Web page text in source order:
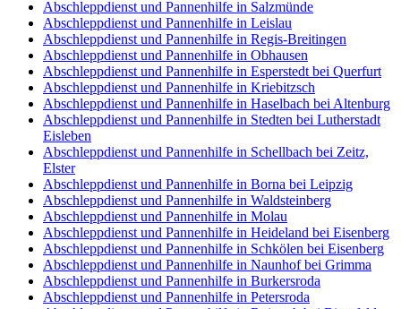
Abschleppdienst und Pannenhilfe in Salzmünde
Abschleppdienst und Pannenhilfe in Leislau
Abschleppdienst und Pannenhilfe in Regis-Breitingen
Abschleppdienst und Pannenhilfe in Obhausen
Abschleppdienst und Pannenhilfe in Esperstedt bei Querfurt
Abschleppdienst und Pannenhilfe in Kriebitzsch
Abschleppdienst und Pannenhilfe in Haselbach bei Altenburg
Abschleppdienst und Pannenhilfe in Stedten bei Lutherstadt
Eisleben
Abschleppdienst und Pannenhilfe in Schellbach bei Zeitz,
Elster
Abschleppdienst und Pannenhilfe in Borna bei Leipzig
Abschleppdienst und Pannenhilfe in Waldsteinberg
Abschleppdienst und Pannenhilfe in Molau
Abschleppdienst und Pannenhilfe in Heideland bei Eisenberg
Abschleppdienst und Pannenhilfe in Schkölen bei Eisenberg
Abschleppdienst und Pannenhilfe in Naunhof bei Grimma
Abschleppdienst und Pannenhilfe in Burkersroda
Abschleppdienst und Pannenhilfe in Petersroda